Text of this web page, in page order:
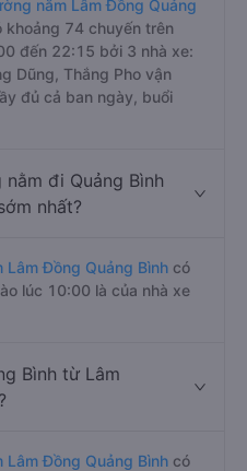
nằm Lâm Đồng Quảng
74 chuyến trên
đến 22:15 bởi 3 nhà xe:
Dũng, Thắng Pho vận
đủ cả ban ngày, buổi
đi Quảng Bình
nhất?
Lâm Đồng Quảng Bình có
lúc 10:00 là của nhà xe
Bình từ Lâm
Lâm Đồng Quảng Bình có